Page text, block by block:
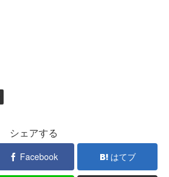
シェアする
Facebook はてブ